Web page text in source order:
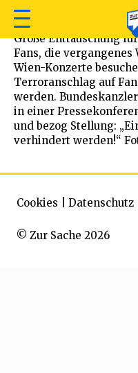
Große Enttäuschung
Fans, die vergangenes
Wien-Konzerte
Terroranschlag auf
werden.
in einer
und bezog Stellung:
verhindert werden!“
© Zur Sache 2026
Cookies Datenschutz